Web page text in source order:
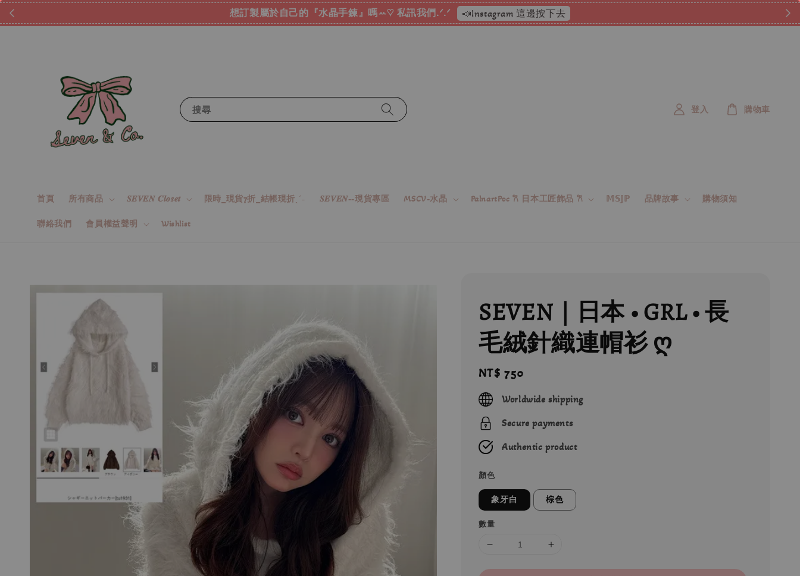
想訂製屬於自己的『水晶手鍊』嗎ꕀ♡ 私訊我們.ᐟ.ᐟ 📣Instagram 這邊按下去
搜尋
首頁 所有商品 𝑺𝑬𝑽𝑬𝑵 𝑪𝒍𝒐𝒔𝒆𝒕 限時_現貨7折_結帳現折ˎˊ˗ 𝑺𝑬𝑽𝑬𝑵--現貨專區 MSCV-水晶 PalnartPoc 𐙚 日本工匠飾品 𐙚 𝕄𝕊𝕁ℙ 品牌故事 購物須知
聯絡我們 會員權益聲明 Wishlist
登入 購物車
SEVEN｜日本 • GRL • 長
毛絨針織連帽衫 ღ
Regular
price
NT$ 750
Worldwide shipping
Secure payments
Authentic product
顏色
象牙白 棕色
數量